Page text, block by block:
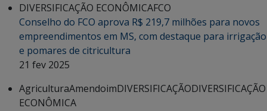
DIVERSIFICAÇÃO ECONÔMICAFCO
Conselho do FCO aprova R$ 219,7 milhões para novos
empreendimentos em MS, com destaque para irrigação
e pomares de citricultura
21 fev 2025
AgriculturaAmendoimDIVERSIFICAÇÃODIVERSIFICAÇÃO
ECONÔMICA